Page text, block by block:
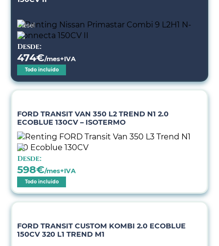
Diésel
Desde:
474€/mes+IVA
Todo incluido
FORD TRANSIT VAN 350 L2 TREND N1 2.0
ECOBLUE 130CV – ISOTERMO
Desde:
598€/mes+IVA
Todo incluido
FORD TRANSIT CUSTOM KOMBI 2.0 ECOBLUE
150CV 320 L1 TREND M1